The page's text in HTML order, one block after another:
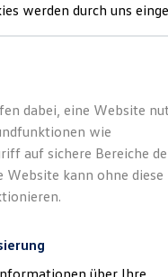
Gebrauchtwagen
Leasing
Der
werden durch uns
dabei, eine Website
wie
auf sichere Bereiche
Website kann ohne diese
über Ihre